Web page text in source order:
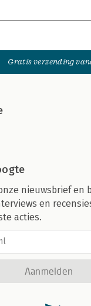
Gratis verzending
nieuwsbrief en
en
acties.
Aanmelden